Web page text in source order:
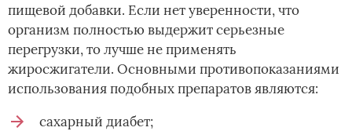
пищевой добавки. Если нет уверенности, что
организм полностью выдержит серьезные
перегрузки, то лучше не применять
жиросжигатели. Основными противопоказаниями
использования подобных препаратов являются:
сахарный диабет;